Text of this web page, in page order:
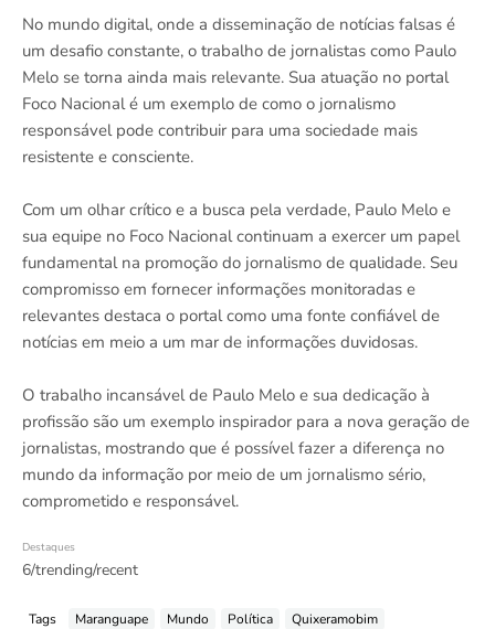
No mundo digital, onde a disseminação de notícias falsas é
um desafio constante, o trabalho de jornalistas como Paulo
Melo se torna ainda mais relevante. Sua atuação no portal
Foco Nacional é um exemplo de como o jornalismo
responsável pode contribuir para uma sociedade mais
resistente e consciente.
Com um olhar crítico e a busca pela verdade, Paulo Melo e
sua equipe no Foco Nacional continuam a exercer um papel
fundamental na promoção do jornalismo de qualidade. Seu
compromisso em fornecer informações monitoradas e
relevantes destaca o portal como uma fonte confiável de
notícias em meio a um mar de informações duvidosas.
O trabalho incansável de Paulo Melo e sua dedicação à
profissão são um exemplo inspirador para a nova geração de
jornalistas, mostrando que é possível fazer a diferença no
mundo da informação por meio de um jornalismo sério,
comprometido e responsável.
Destaques
6/trending/recent
Tags Maranguape Mundo Política Quixeramobim